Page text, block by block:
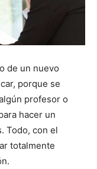
de un nuevo
porque se
profesor o
hacer un
Todo, con el
totalmente